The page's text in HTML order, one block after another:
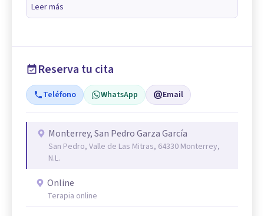
Leer más
Reserva tu cita
Teléfono WhatsApp Email
Monterrey, San Pedro Garza García
San Pedro, Valle de Las Mitras, 64330 Monterrey,
N.L.
Online
Terapia online